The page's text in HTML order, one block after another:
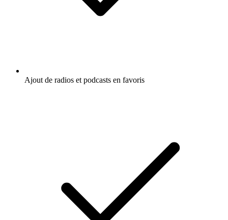
Ajout de radios et podcasts en favoris